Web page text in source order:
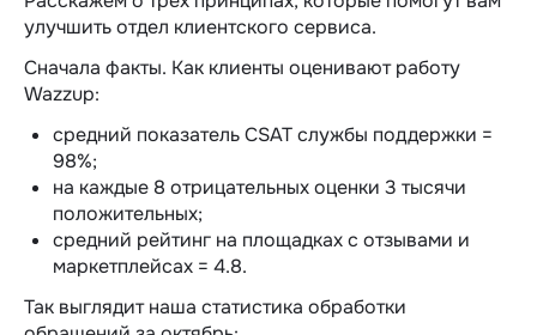
улучшить отдел клиентского сервиса.
Сначала факты. Как клиенты оценивают работу
Wazzup:
средний показатель CSAT службы поддержки =
98%;
на каждые 8 отрицательных оценки 3 тысячи
положительных;
средний рейтинг на площадках с отзывами и
маркетплейсах = 4.8.
Так выглядит наша статистика обработки